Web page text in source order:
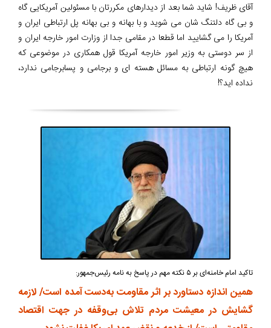
آقای ظریف! شاید شما بعد از دیدارهای مکررتان با مسئولین آمریکایی گاه
و بی گاه دلتنگ شان می شوید و با بهانه و بی بهانه پل ارتباطی ایران و
آمریکا را می گشایید اما قطعا در مقامی جدا از وزارت امور خارجه ایران و
از سر دوستی به وزیر امور خارجه آمریکا قول همکاری در موضوعی که
هیچ گونه ارتباطی به مسائل هسته ای و برجامی و پسابرجامی ندارد،
نداده اید؟!
تاکید امام خامنه‌ای بر ۵ نکته مهم در پاسخ به نامه رئیس‌جمهور:
همین اندازه دستاورد بر اثر مقاومت به‌دست آمده است/ لازمه
گشایش در معیشت مردم تلاش بی‌وقفه در جهت اقتصاد